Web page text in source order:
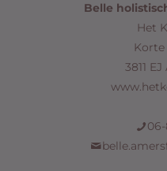
Belle
Het
3811